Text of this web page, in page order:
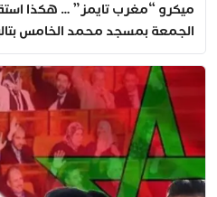
ميكرو “مغرب تايمز” … هكذا
الجمعة بمسجد محمد الخامس